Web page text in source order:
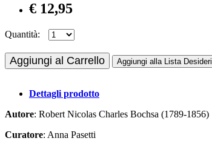
€ 12,95
Quantità:
Aggiungi al Carrello Aggiungi alla Lista Desideri
Dettagli prodotto
Autore: Robert Nicolas Charles Bochsa (1789-1856)
Curatore: Anna Pasetti